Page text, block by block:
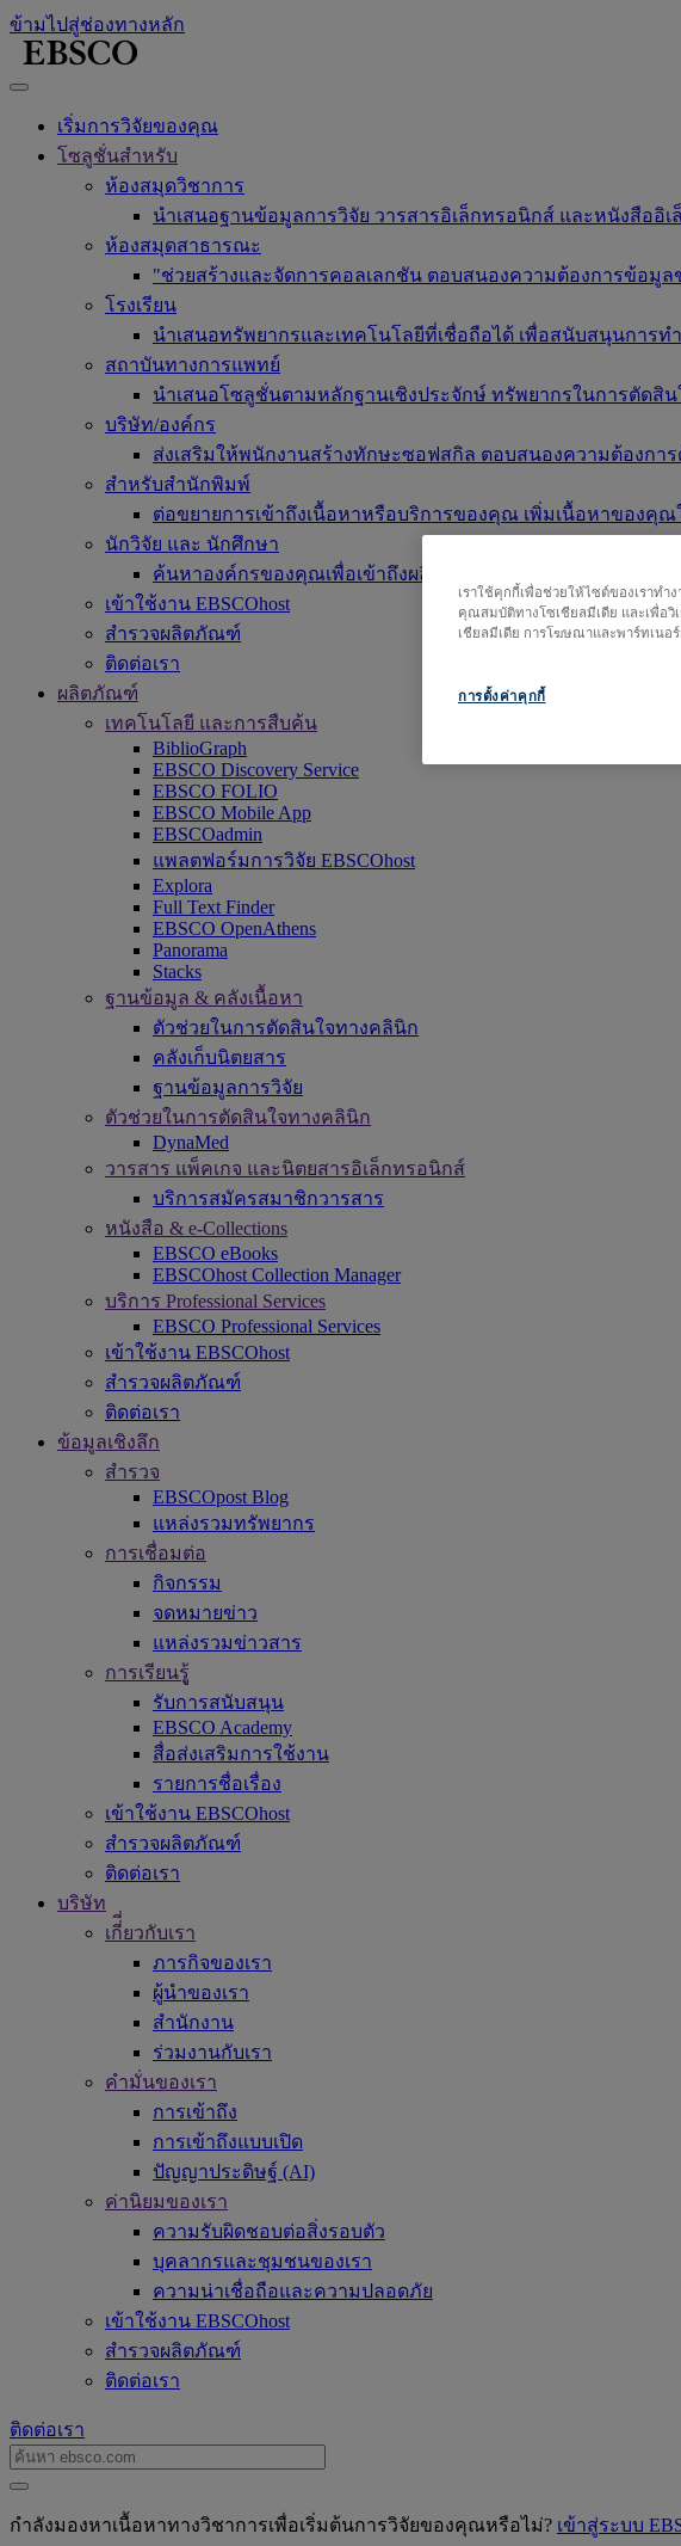
ข้ามไปสู่ช่องทางหลัก
เริ่มการวิจัยของคุณ
โซลูชั่นสำหรับ
ห้องสมุดวิชาการ
นำเสนอฐานข้อมูลการวิจัย วารสารอิเล็กทรอนิกส์ และหนังสือ
ห้องสมุดสาธารณะ
"ช่วยสร้างและจัดการคอลเลกชัน ตอบสนองความต้องการข้อมู
โรงเรียน
นำเสนอทรัพยากรและเทคโนโลยีที่เชื่อถือได้ เพื่อสนับสนุนการ
สถาบันทางการแพทย์
นำเสนอโซลูชั่นตามหลักฐานเชิงประจักษ์ ทรัพยากรในการตัด
บริษัท/องค์กร
ส่งเสริมให้พนักงานสร้างทักษะซอฟสกิล ตอบสนองความต้องกา
สำหรับสำนักพิมพ์
ต่อขยายการเข้าถึงเนื้อหาหรือบริการของคุณ เพิ่มเนื้อหาของคุ
นักวิจัย และ นักศึกษา
ค้นหาองค์กรของคุณเพื่อเข้าถึงผลิตภัณฑ์ของเรา เริ่มการวิจัยขอ
เข้าใช้งาน EBSCOhost
สำรวจผลิตภัณฑ์
ติดต่อเรา
ผลิตภัณฑ์
เทคโนโลยี และการสืบค้น
BiblioGraph
EBSCO Discovery Service
EBSCO FOLIO
EBSCO Mobile App
EBSCOadmin
แพลตฟอร์มการวิจัย EBSCOhost
Explora
Full Text Finder
EBSCO OpenAthens
Panorama
Stacks
ฐานข้อมูล & คลังเนื้อหา
ตัวช่วยในการตัดสินใจทางคลินิก
คลังเก็บนิตยสาร
ฐานข้อมูลการวิจัย
ตัวช่วยในการตัดสินใจทางคลินิก
DynaMed
วารสาร แพ็คเกจ และนิตยสารอิเล็กทรอนิกส์
บริการสมัครสมาชิกวารสาร
หนังสือ & e-Collections
EBSCO eBooks
EBSCOhost Collection Manager
บริการ Professional Services
EBSCO Professional Services
เข้าใช้งาน EBSCOhost
สำรวจผลิตภัณฑ์
ติดต่อเรา
ข้อมูลเชิงลึก
สำรวจ
EBSCOpost Blog
แหล่งรวมทรัพยากร
การเชื่อมต่อ
กิจกรรม
จดหมายข่าว
แหล่งรวมข่าวสาร
การเรียนรูู้
รับการสนับสนุน
EBSCO Academy
สื่อส่งเสริมการใช้งาน
รายการชื่อเรื่อง
เข้าใช้งาน EBSCOhost
สำรวจผลิตภัณฑ์
ติดต่อเรา
บริษัท
เกี่ี่ยวกับเรา
ภารกิจของเรา
ผู้นำของเรา
สำนักงาน
ร่วมงานกับเรา
คำมั่นของเรา
การเข้าถึง
การเข้าถึงแบบเปิด
ปัญญาประดิษฐ์ (AI)
ค่านิยมของเรา
ความรับผิดชอบต่อสิ่งรอบตัว
บุคลากรและชุมชนของเรา
ความน่าเชื่อถือและความปลอดภัย
เข้าใช้งาน EBSCOhost
สำรวจผลิตภัณฑ์
ติดต่อเรา
ติดต่อเรา
กำลังมองหาเนื้อหาทางวิชาการเพื่อเริ่มต้นการวิจัยของคุณหรือไม่? เข้าสู่ระบบ
เราใช้คุกกี้เพื่อช่วยให้ไซต์ของเราท
คุณสมบัติทางโซเชียลมีเดีย และเพื่อวิ
เชียลมีเดีย การโฆษณาและพาร์ทเนอร์
การตั้งค่าคุกกี้